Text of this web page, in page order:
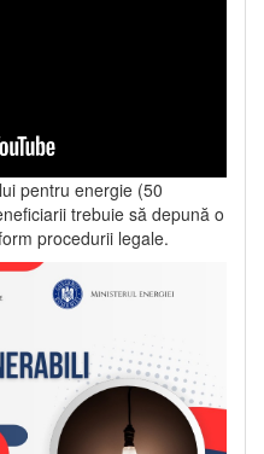
pentru energie (50
trebuie să depună o
procedurii legale.